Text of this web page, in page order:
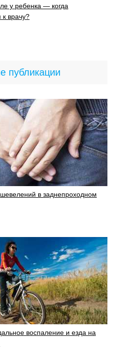
у ребенка — когда
врачу?
публикации
в заднепроходном
воспаление и езда на